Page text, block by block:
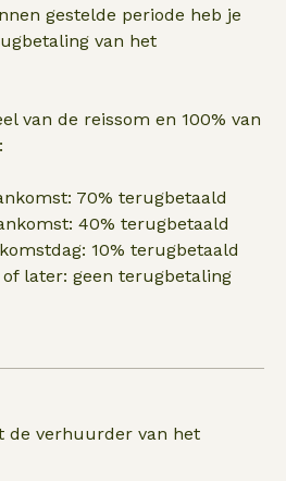
gestelde periode heb je
van het
van de reissom en 100% van
70% terugbetaald
40% terugbetaald
10% terugbetaald
of later: geen terugbetaling
de verhuurder van het